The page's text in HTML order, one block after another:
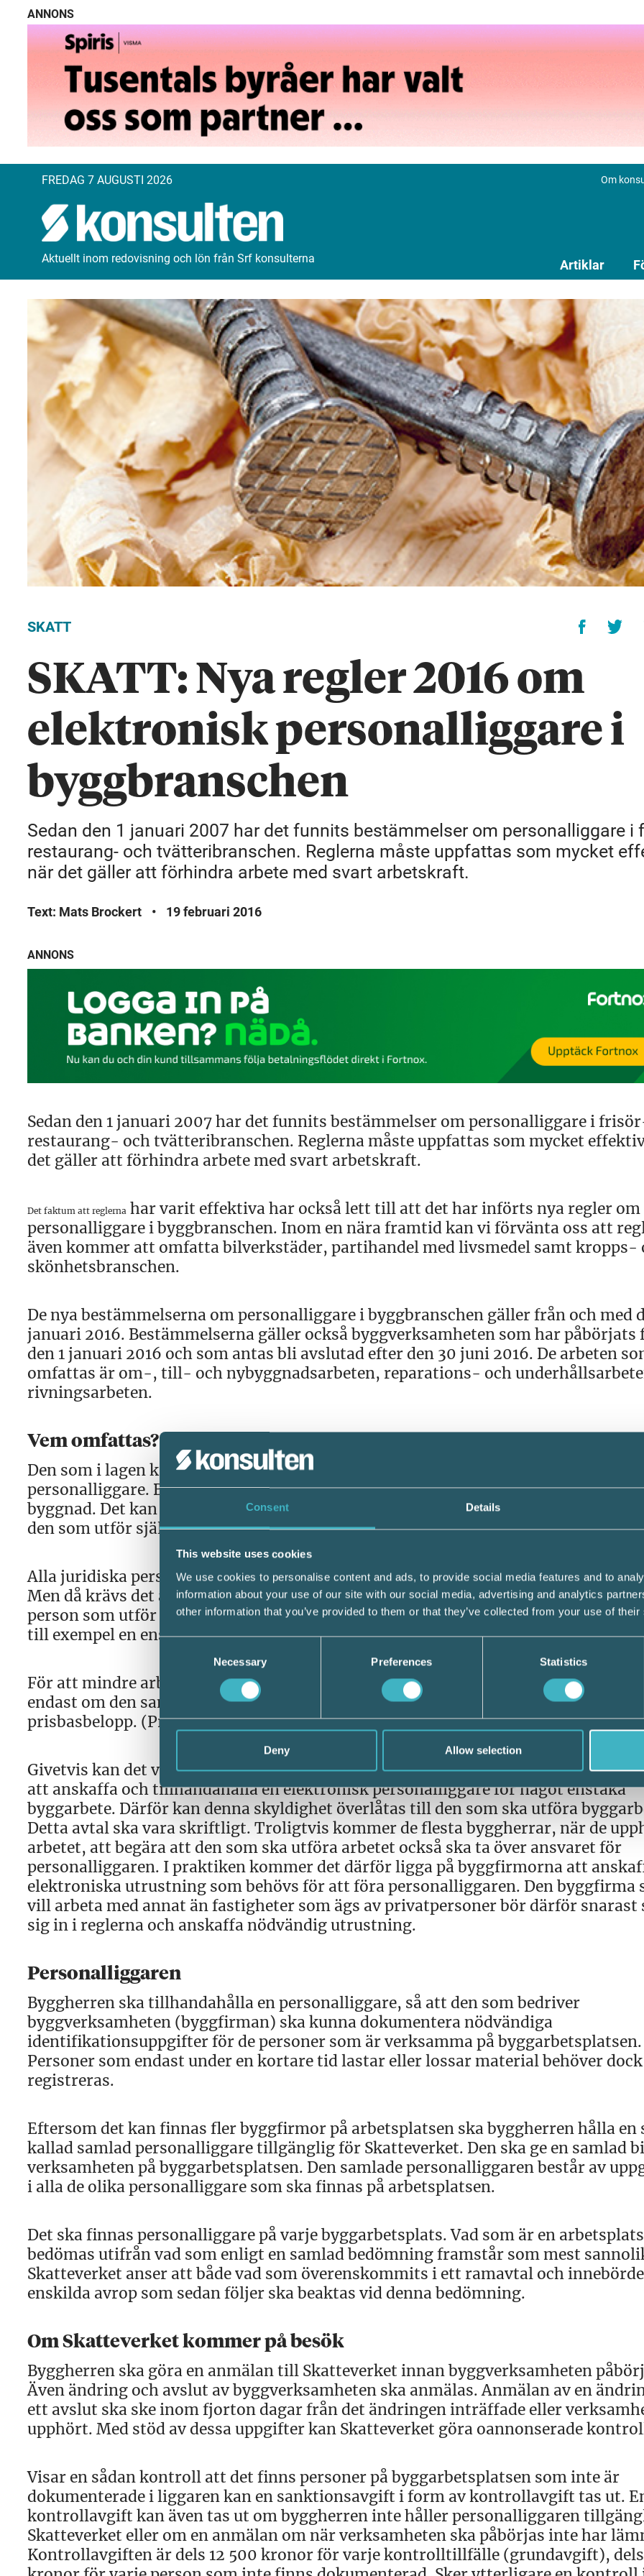
Consent Details
This website uses cookies
We use cookies to personalise content and ads, to provide social media features and to
information about your use of our site with our social media, advertising and analytics
other information that you’ve provided to them or that they’ve collected from your use of
Necessary Preferences Statistics
Deny Allow selection
ANNONS
FREDAG 7 AUGUSTI 2026 Om
Aktuellt inom redovisning och lön från Srf konsulterna Artiklar
SKATT
SKATT: Nya regler 2016 om
elektronisk personalliggare i
byggbranschen
Sedan den 1 januari 2007 har det funnits bestämmelser om personalliggare i
restaurang- och tvätteribranschen. Reglerna måste uppfattas som mycket
när det gäller att förhindra arbete med svart arbetskraft.
Text: Mats Brockert • 19 februari 2016
ANNONS
Sedan den 1 januari 2007 har det funnits bestämmelser om personalliggare i
restaurang- och tvätteribranschen. Reglerna måste uppfattas som mycket
det gäller att förhindra arbete med svart arbetskraft.
Det faktum att reglerna har varit effektiva har också lett till att det har införts nya regler om
personalliggare i byggbranschen. Inom en nära framtid kan vi förvänta oss att
även kommer att omfatta bilverkstäder, partihandel med livsmedel samt kropps-
skönhetsbranschen.
De nya bestämmelserna om personalliggare i byggbranschen gäller från och med
januari 2016. Bestämmelserna gäller också byggverksamheten som har påbörjats
den 1 januari 2016 och som antas bli avslutad efter den 30 juni 2016. De arbeten
omfattas är om-, till- och nybyggnadsarbeten, reparations- och
rivningsarbeten.
Vem omfattas?
Den som i lagen kallas för byggherre ska ansvara för att det finns en elektronisk
personalliggare. Byggherren är den som avser att utföra ett byggarbete på mark
byggnad. Det kan vara en fastighetsägare eller en hyresgäst. Byggherren är oftast
den som utför själva byggarbetena. Själva arbetet görs vanligtvis av en anlitad
Alla juridiska personer kan vara byggherre. Fysiska personer kan också vara
Men då krävs det att byggverksamheten utförs i dennes näringsverksamhet. En
person som utför ett arbete på sin privatbostad omfattas därför inte. Däremot
till exempel en enskild näringsidkare som vill bygga ett garage till sin
För att mindre arbeten inte ska omfattas gäller skyldigheten att föra
endast om den sammanlagda kostnaden för byggverksamheten uppgår till mer än
prisbasbelopp. (Prisbasbeloppet för 2016 är 44 300 kronor).
Givetvis kan det vara komplicerat och ekonomiskt oförsvarbart för den som är
att anskaffa och tillhandahålla en elektronisk personalliggare för något enstaka
byggarbete. Därför kan denna skyldighet överlåtas till den som ska utföra
Detta avtal ska vara skriftligt. Troligtvis kommer de flesta byggherrar, när de
arbetet, att begära att den som ska utföra arbetet också ska ta över ansvaret för
personalliggaren. I praktiken kommer det därför ligga på byggfirmorna att
elektroniska utrustning som behövs för att föra personalliggaren. Den byggfirma
vill arbeta med annat än fastigheter som ägs av privatpersoner bör därför snarast
sig in i reglerna och anskaffa nödvändig utrustning.
Personalliggaren
Byggherren ska tillhandahålla en personalliggare, så att den som bedriver
byggverksamheten (byggfirman) ska kunna dokumentera nödvändiga
identifikationsuppgifter för de personer som är verksamma på byggarbetsplatsen.
Personer som endast under en kortare tid lastar eller lossar material behöver
registreras.
Eftersom det kan finnas fler byggfirmor på arbetsplatsen ska byggherren hålla en
kallad samlad personalliggare tillgänglig för Skatteverket. Den ska ge en samlad
verksamheten på byggarbetsplatsen. Den samlade personalliggaren består av
i alla de olika personalliggare som ska finnas på arbetsplatsen.
Det ska finnas personalliggare på varje byggarbetsplats. Vad som är en
bedömas utifrån vad som enligt en samlad bedömning framstår som mest
Skatteverket anser att både vad som överenskommits i ett ramavtal och
enskilda avrop som sedan följer ska beaktas vid denna bedömning.
Om Skatteverket kommer på besök
Byggherren ska göra en anmälan till Skatteverket innan byggverksamheten
Även ändring och avslut av byggverksamheten ska anmälas. Anmälan av en
ett avslut ska ske inom fjorton dagar från det ändringen inträffade eller
upphört. Med stöd av dessa uppgifter kan Skatteverket göra oannonserade
Visar en sådan kontroll att det finns personer på byggarbetsplatsen som inte är
dokumenterade i liggaren kan en sanktionsavgift i form av kontrollavgift tas ut.
kontrollavgift kan även tas ut om byggherren inte håller personalliggaren
Skatteverket eller om en anmälan om när verksamheten ska påbörjas inte har
Kontrollavgiften är dels 12 500 kronor för varje kontrolltillfälle (grundavgift),